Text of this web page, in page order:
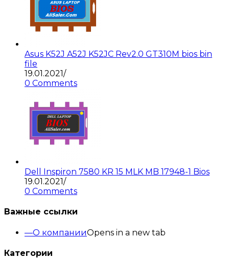
Asus K52J A52J K52JC Rev2.0 GT310M bios bin
file
19.01.2021/
0 Comments
Dell Inspiron 7580 KR 15 MLK MB 17948-1 Bios
19.01.2021/
0 Comments
Важные ссылки
О компанииOpens in a new tab
Категории